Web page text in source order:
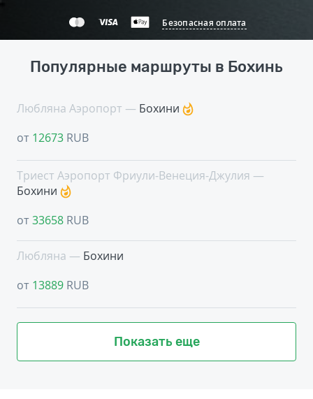
Безопасная оплата
Популярные маршруты в Бохинь
Любляна Аэропорт — Бохини
от 12673 RUB
Триест Аэропорт Фриули-Венеция-Джулия —
Бохини
от33658 RUB
Любляна — Бохини
от 13889 RUB
Показать еще